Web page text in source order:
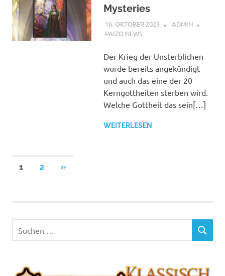
Mysteries
16. OKTOBER 2023
ADMIN
PAIZO NEWS
Der Krieg der Unsterblichen
wurde bereits angekündigt
und auch das eine der 20
Kerngottheiten sterben wird.
Welche Gottheit das sein[…]
WEITERLESEN
Seitennummerierung
1 2
NÄCHSTE
»
nach:
SUCHEN